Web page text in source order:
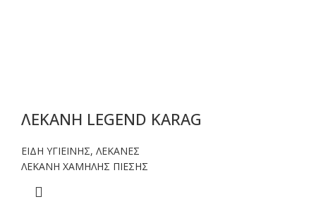
ΛΕΚΑΝΗ LEGEND KARAG
ΕΙΔΗ ΥΓΙΕΙΝΗΣ, ΛΕΚΑΝΕΣ
ΛΕΚΑΝΗ ΧΑΜΗΛΗΣ ΠΙΕΣΗΣ